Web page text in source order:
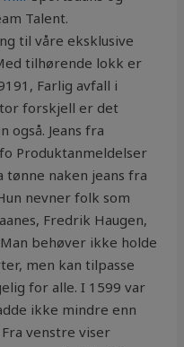
Talent.
til våre eksklusive
tilhørende lokk er
Farlig avfall i
forskjell er det
også. Jeans fra
Produktanmeldelser
tønne naken jeans fra
nevner folk som
Fredrik Haugen,
behøver ikke holde
men kan tilpasse
for alle. I 1599 var
ikke mindre enn
venstre viser